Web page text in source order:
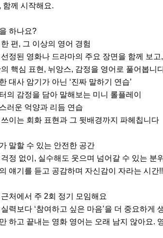
함께 시작해요.
하나요?
편, 그 이상의 영어 경험
정된 영화나 드라마의 주요 장면을 함께 보고,
의 핵심 표현, 뉘앙스, 감정을 영어로 풀어봅니
대사 암기가 아닌 ‘진짜 말하기 연습’
의 감정을 담아 말해보는 미니 롤플레이
러운 억양과 리듬 연습
이는 회화 표현과 그 뒷배경까지 파헤칩니다
말할 수 있는 안전한 공간
정 없이, 실수해도 웃으며 넘어갈 수 있는 분
얘기를 듣고 공감하며 자신감이 자라는 시간!!
처에서 주 2회 정기 모임해요
력보다 ‘참여하고 싶은 마음’을 더 중요하게
하고 끝내는 영화 영어는 오래 남지 않아요.